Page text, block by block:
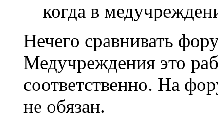
когда в
Нечего сравнивать
Медучреждения это
соответственно. На
не обязан.